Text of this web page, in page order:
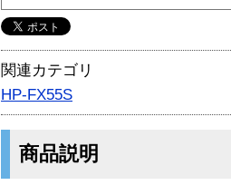
関連カテゴリ
HP-FX55S
商品説明